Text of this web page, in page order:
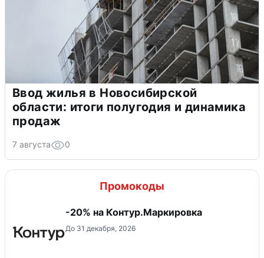
Ввод жилья в Новосибирской
области: итоги полугодия и динамика
продаж
7 августа 0
Промокоды
-20% на Контур.Маркировка
До 31 декабря, 2026